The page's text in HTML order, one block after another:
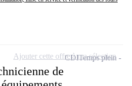
de
CDITemps plein
Ajouter cette offre à ma sélection